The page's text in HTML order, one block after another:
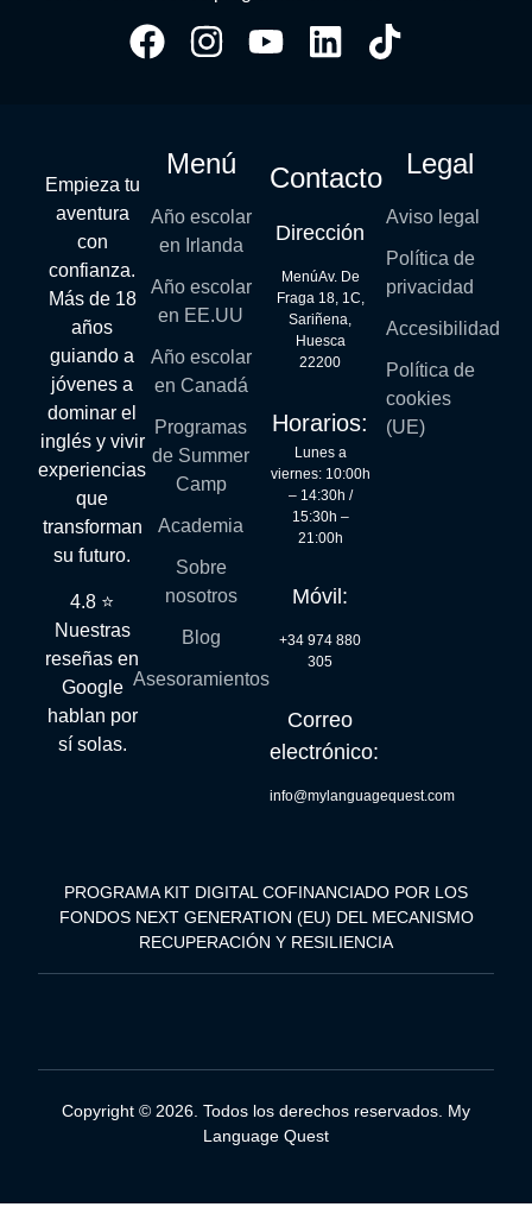
Empieza tu
aventura
con
confianza.
Más de 18
años
guiando a
jóvenes a
dominar el
inglés y vivir
experiencias
que
transforman
su futuro.
4.8 ⭐
Nuestras
reseñas en
Google
hablan por
sí solas.
Menú
Año escolar
en Irlanda
Año escolar
en EE.UU
Año escolar
en Canadá
Programas
de Summer
Camp
Academia
Sobre
nosotros
Blog
Asesoramientos
Contacto
Dirección
MenúAv. De
Fraga 18, 1C,
Sariñena,
Huesca
22200
Horarios:
Lunes a
viernes: 10:00h
– 14:30h /
15:30h –
21:00h
Móvil:
+34 974 880
305
Correo
electrónico:
info@mylanguagequest.com
Legal
Aviso legal
Política de
privacidad
Accesibilidad
Política de
cookies
(UE)
PROGRAMA KIT DIGITAL COFINANCIADO POR LOS
FONDOS NEXT GENERATION (EU) DEL MECANISMO
RECUPERACIÓN Y RESILIENCIA
Copyright © 2026. Todos los derechos reservados. My
Language Quest